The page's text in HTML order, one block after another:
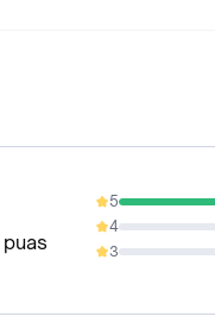
5
100%
4
0%
3
0%